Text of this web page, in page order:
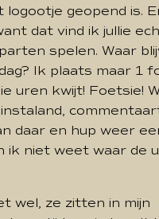
logootje geopend is.
dat vind ik jullie
spelen. Waar
Ik plaats maar 1
uren kwijt! Foetsie!
daar en hup weer
ik niet weet waar de
wel, ze zitten in mijn